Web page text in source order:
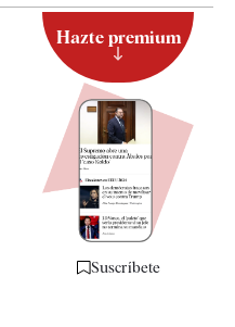
Hazte premium
Suscríbete